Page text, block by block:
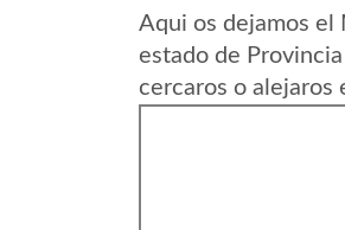
Aqui os dejamos el
estado de
cercaros o alejaros